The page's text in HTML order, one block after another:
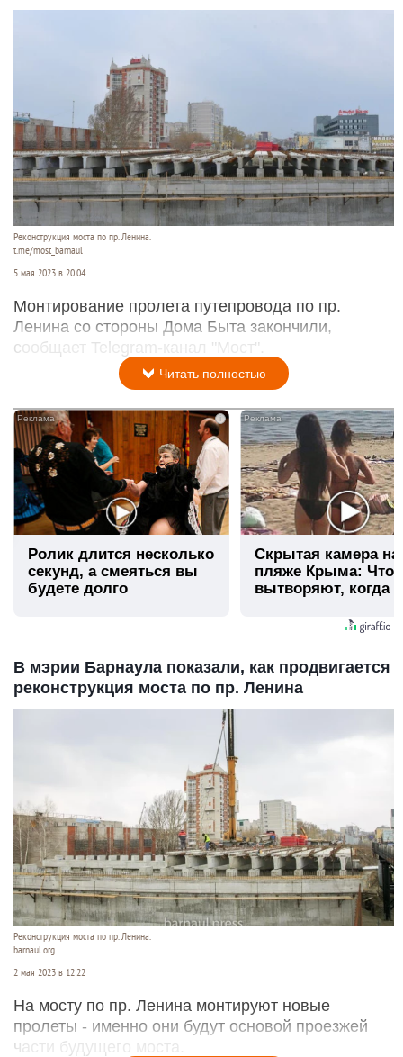
Реконструкция моста по пр. Ленина.
t.me/most_barnaul
5 мая 2023 в 20:04
Монтирование пролета путепровода по пр.
Ленина со стороны Дома Быта закончили,
сообщает Telegram-канал "Мост".
Читать полностью
Ролик длится несколько
секунд, а смеяться вы
будете долго
Скрытая камера на
пляже Крыма: Что
вытворяют, когда
В мэрии Барнаула показали, как продвигается
реконструкция моста по пр. Ленина
Реконструкция моста по пр. Ленина.
barnaul.org
2 мая 2023 в 12:22
На мосту по пр. Ленина монтируют новые
пролеты - именно они будут основой проезжей
части будущего моста.